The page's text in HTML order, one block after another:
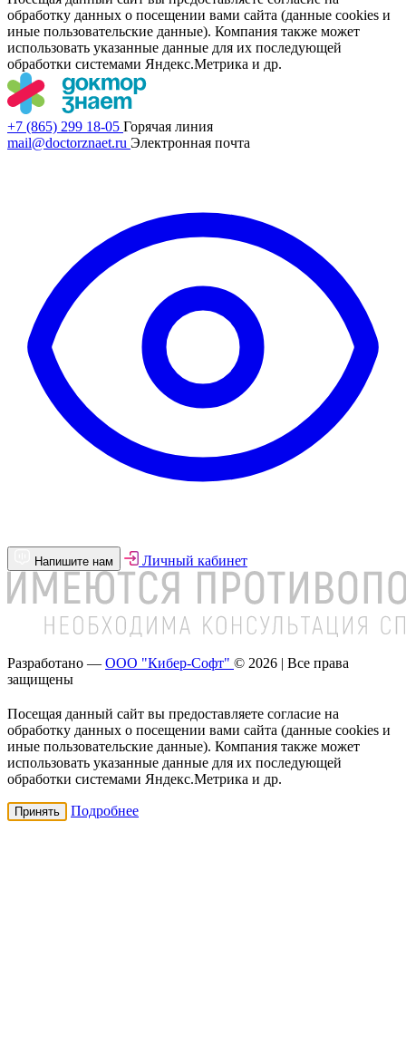
обработку данных о посещении вами сайта (данные cookies и
иные пользовательские данные). Компания также может
использовать указанные данные для их последующей
обработки системами Яндекс.Метрика и др.
+7 (865) 299 18-05 Горячая линия
mail@doctorznaet.ru Электронная почта
Напишите нам Личный кабинет
Разработано — ООО "Кибер-Софт" © 2026 | Все права
защищены
Посещая данный сайт вы предоставляете согласие на
обработку данных о посещении вами сайта (данные cookies и
иные пользовательские данные). Компания также может
использовать указанные данные для их последующей
обработки системами Яндекс.Метрика и др.
Принять Подробнее